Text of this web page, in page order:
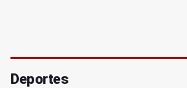
Deportes